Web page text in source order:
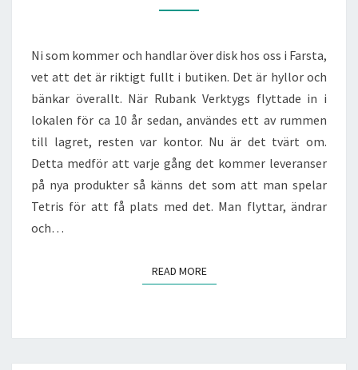
JOBBET
Ni som kommer och handlar över disk hos oss i Farsta,
vet att det är riktigt fullt i butiken. Det är hyllor och
bänkar överallt. När Rubank Verktygs flyttade in i
lokalen för ca 10 år sedan, användes ett av rummen
till lagret, resten var kontor. Nu är det tvärt om.
Detta medför att varje gång det kommer leveranser
på nya produkter så känns det som att man spelar
Tetris för att få plats med det. Man flyttar, ändrar
och…
READ MOREREAD MORE